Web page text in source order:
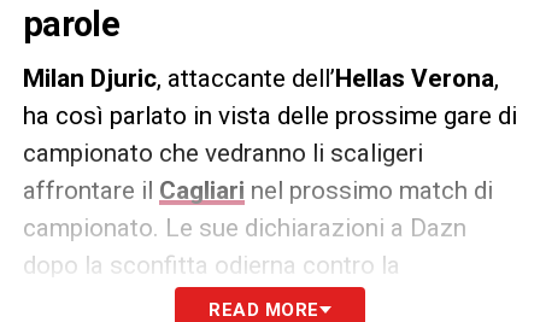
parole
Milan Djuric, attaccante dell’Hellas Verona,
ha così parlato in vista delle prossime gare di
campionato che vedranno li scaligeri
affrontare il Cagliari nel prossimo match di
campionato. Le sue dichiarazioni a Dazn
dopo la sconfitta odierna contro la
READ MORE